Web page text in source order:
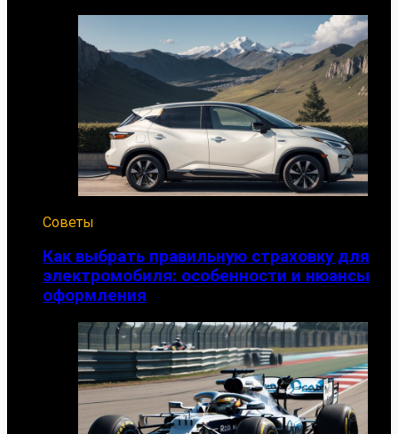
Советы
Как выбрать правильную страховку для
электромобиля: особенности и нюансы
оформления